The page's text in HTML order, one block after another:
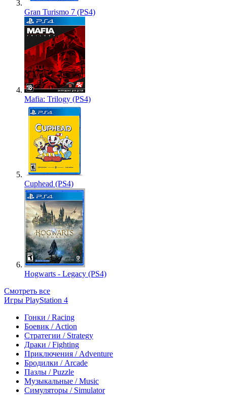
Gran Turismo 7 (PS4)
Mafia: Trilogy (PS4)
Cuphead (PS4)
Hogwarts - Legacy (PS4)
Смотреть все
Игры PlayStation 4
Гонки / Racing
Боевик / Action
Стратегии / Strategy
Драки / Fighting
Приключения / Adventure
Бродилки / Arcade
Пазлы / Puzzle
Музыкальные / Music
Симуляторы / Simulator